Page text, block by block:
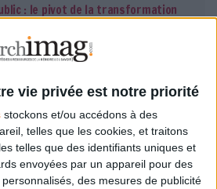
vie privée est notre priorité
stockons et/ou accédons à des
telles que les cookies, et traitons
telles que des identifiants uniques et
envoyées par un appareil pour des
des mesures de publicité
: le pivot de la transformation
d’usage et retours d’expérience
et électronique : enjeux, méthodes et